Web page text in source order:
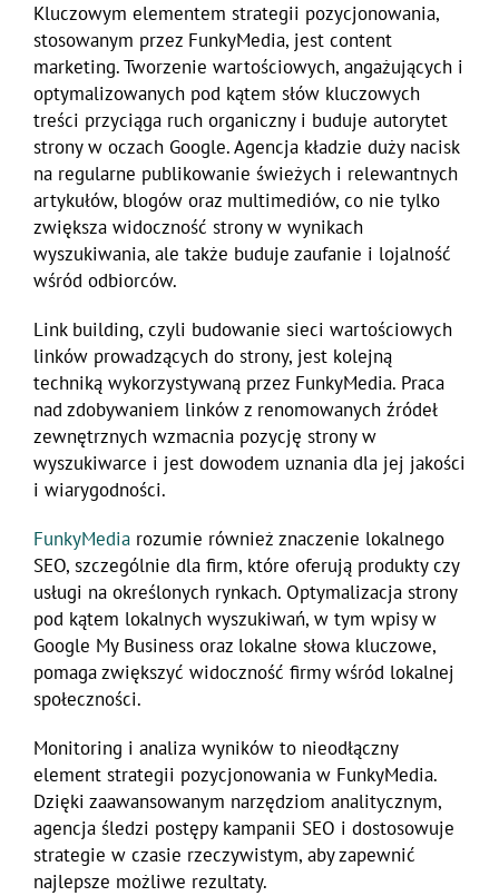
Kluczowym elementem strategii pozycjonowania,
stosowanym przez FunkyMedia, jest content
marketing. Tworzenie wartościowych, angażujących i
optymalizowanych pod kątem słów kluczowych
treści przyciąga ruch organiczny i buduje autorytet
strony w oczach Google. Agencja kładzie duży nacisk
na regularne publikowanie świeżych i relewantnych
artykułów, blogów oraz multimediów, co nie tylko
zwiększa widoczność strony w wynikach
wyszukiwania, ale także buduje zaufanie i lojalność
wśród odbiorców.
Link building, czyli budowanie sieci wartościowych
linków prowadzących do strony, jest kolejną
techniką wykorzystywaną przez FunkyMedia. Praca
nad zdobywaniem linków z renomowanych źródeł
zewnętrznych wzmacnia pozycję strony w
wyszukiwarce i jest dowodem uznania dla jej jakości
i wiarygodności.
FunkyMedia rozumie również znaczenie lokalnego
SEO, szczególnie dla firm, które oferują produkty czy
usługi na określonych rynkach. Optymalizacja strony
pod kątem lokalnych wyszukiwań, w tym wpisy w
Google My Business oraz lokalne słowa kluczowe,
pomaga zwiększyć widoczność firmy wśród lokalnej
społeczności.
Monitoring i analiza wyników to nieodłączny
element strategii pozycjonowania w FunkyMedia.
Dzięki zaawansowanym narzędziom analitycznym,
agencja śledzi postępy kampanii SEO i dostosowuje
strategie w czasie rzeczywistym, aby zapewnić
najlepsze możliwe rezultaty.